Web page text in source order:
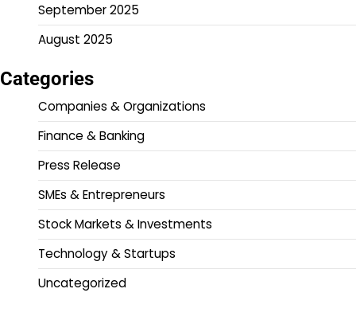
September 2025
August 2025
Categories
Companies & Organizations
Finance & Banking
Press Release
SMEs & Entrepreneurs
Stock Markets & Investments
Technology & Startups
Uncategorized